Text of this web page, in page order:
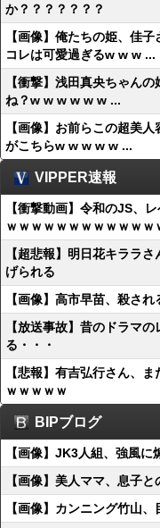
か？？？？？？？
【画像】俺たちの姫、佳
コレは可愛過ぎるw w w ...
【衝撃】浅田真央ちゃん
ね？w w w w w w ...
【画像】お前らこの超美
がこちらw w w w w ...
VIPPER速報
【衝撃動画】令和のJS、
ｗｗｗｗｗｗｗｗｗｗｗｗ
【超悲報】明日花キララ
げられる
【画像】高市早苗、殺さ
【放送事故】昔のドラマ
る・・・
【悲報】有吉弘行さん、
ｗｗｗｗｗ
BIPブログ
【画像】JK3人組、強風に
【画像】美人ママ、息子
【画像】カンニング竹山